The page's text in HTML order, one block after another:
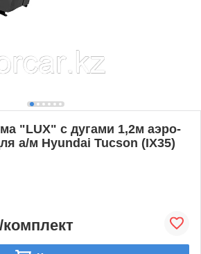
"LUX" с дугами 1,2м аэро-
а/м Hyundai Tucson (IX35)
комплект